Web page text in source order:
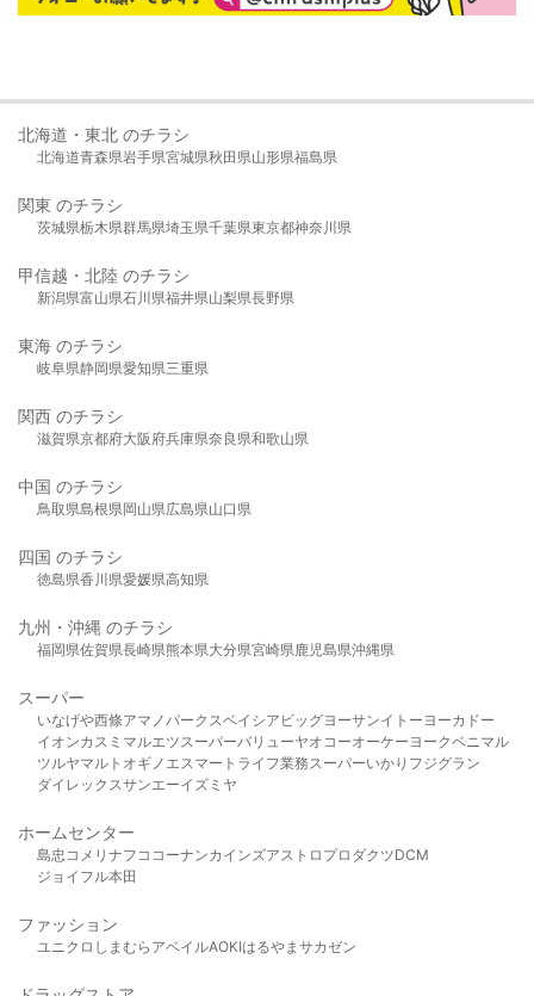
北海道・東北 のチラシ
北海道青森県岩手県宮城県秋田県山形県福島県
関東 のチラシ
茨城県栃木県群馬県埼玉県千葉県東京都神奈川県
甲信越・北陸 のチラシ
新潟県富山県石川県福井県山梨県長野県
東海 のチラシ
岐阜県静岡県愛知県三重県
関西 のチラシ
滋賀県京都府大阪府兵庫県奈良県和歌山県
中国 のチラシ
鳥取県島根県岡山県広島県山口県
四国 のチラシ
徳島県香川県愛媛県高知県
九州・沖縄 のチラシ
福岡県佐賀県長崎県熊本県大分県宮崎県鹿児島県沖縄県
スーパー
いなげや西條アマノパークスベイシア ビッグヨーサンイトーヨーカドー
イオンカスミ マルエツスーパーバリューヤオコーオーケー ヨークベニマル
ツルヤマルト オギノ エスマート ライフ業務スーパーいかり フジグラン
ダイレックスサンエーイズミヤ
ホームセンター
島忠 コメリ ナフコ コーナンカインズアストロプロダクツDCM
ジョイフル本田
ファッション
ユニクロ しまむら アベイルAOKIはるやま サカゼン